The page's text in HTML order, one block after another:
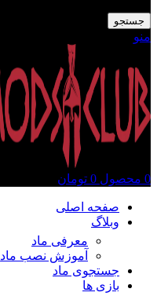
جستجو
منو
0 محصول 0 تومان
صفحه اصلی
وبلاگ
معرفی ماد
آموزش نصب ماد
جستجوی ماد
بازی ها